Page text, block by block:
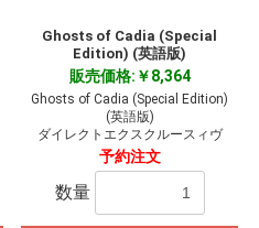
Ghosts of Cadia (Special
Edition) (英語版)
販売価格:￥8,364
Ghosts of Cadia (Special Edition)
(英語版)
ダイレクトエクスクルースィヴ
予約注文
数量